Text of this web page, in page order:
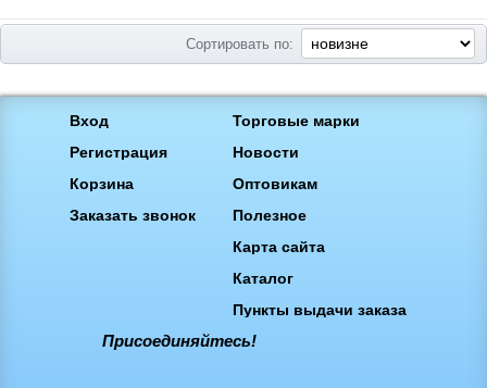
Сортировать по:
Вход
Регистрация
Корзина
Заказать звонок
Торговые марки
Новости
Оптовикам
Полезное
Карта сайта
Каталог
Пункты выдачи заказа
Присоединяйтесь!